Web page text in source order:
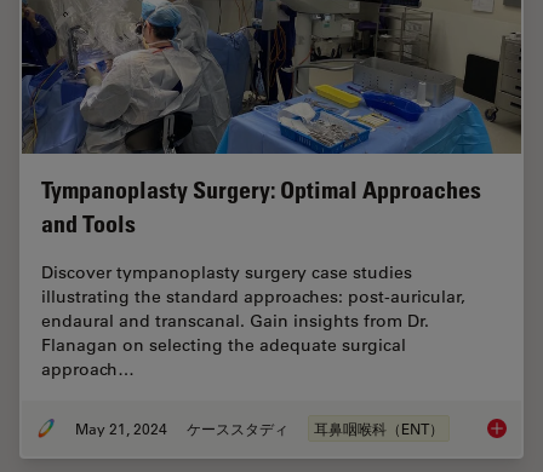
Tympanoplasty Surgery: Optimal Approaches
and Tools
Discover tympanoplasty surgery case studies
illustrating the standard approaches: post-auricular,
endaural and transcanal. Gain insights from Dr.
Flanagan on selecting the adequate surgical
approach…
May 21, 2024 ケーススタディ 耳鼻咽喉科（ENT）